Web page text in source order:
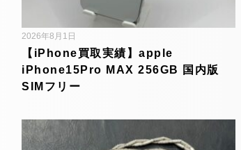
【iPhone買取実績】apple
iPhone15Pro MAX 256GB 国内版
SIMフリー
2026年8月1日